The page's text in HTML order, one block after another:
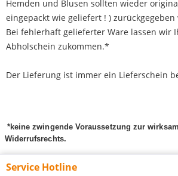
Hemden und Blusen sollten wieder
eingepackt wie geliefert ! )
Bei fehlerhaft gelieferter Ware lassen wir
Abholschein zukommen.*
Der Lieferung ist immer ein Lieferschein
*keine zwingende Voraussetzung zur
Widerrufsrechts.
Service Hotline